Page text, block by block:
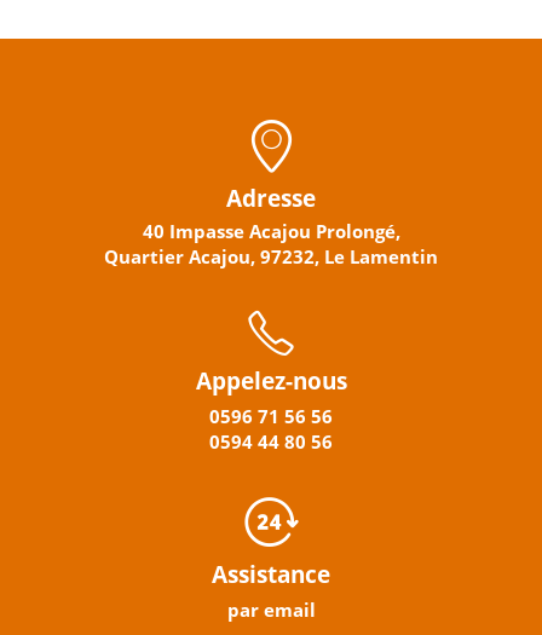
Adresse
40 Impasse Acajou Prolongé,
Quartier Acajou, 97232, Le Lamentin
Appelez-nous
0596 71 56 56
0594 44 80 56
Assistance
par email